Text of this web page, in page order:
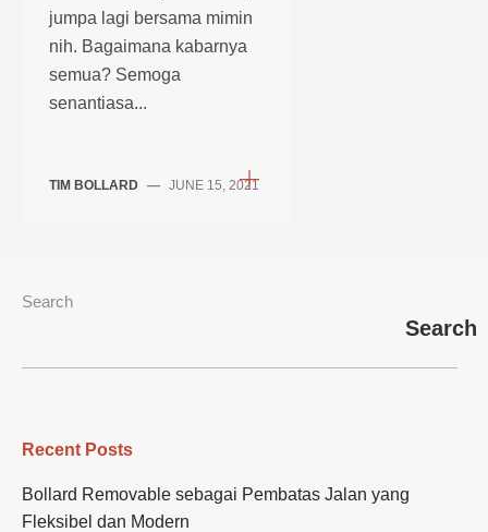
jumpa lagi bersama mimin
nih. Bagaimana kabarnya
semua? Semoga
senantiasa...
TIM BOLLARD — JUNE 15, 2021
Search
Search
Recent Posts
Bollard Removable sebagai Pembatas Jalan yang
Fleksibel dan Modern